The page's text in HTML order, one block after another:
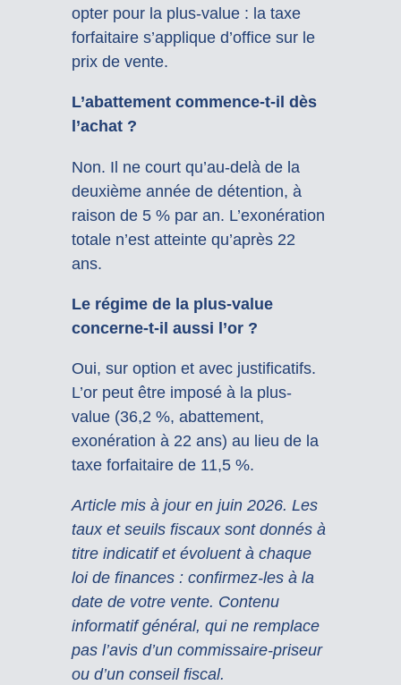
opter pour la plus-value : la taxe
forfaitaire s’applique d’office sur le
prix de vente.
L’abattement commence-t-il dès
l’achat ?
Non. Il ne court qu’au-delà de la
deuxième année de détention, à
raison de 5 % par an. L’exonération
totale n’est atteinte qu’après 22
ans.
Le régime de la plus-value
concerne-t-il aussi l’or ?
Oui, sur option et avec justificatifs.
L’or peut être imposé à la plus-
value (36,2 %, abattement,
exonération à 22 ans) au lieu de la
taxe forfaitaire de 11,5 %.
Article mis à jour en juin 2026. Les
taux et seuils fiscaux sont donnés à
titre indicatif et évoluent à chaque
loi de finances : confirmez-les à la
date de votre vente. Contenu
informatif général, qui ne remplace
pas l’avis d’un commissaire-priseur
ou d’un conseil fiscal.